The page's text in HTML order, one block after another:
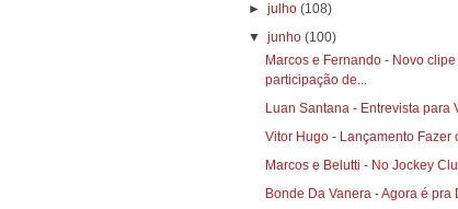
►julho(108)
▼junho(100)
Marcos e Fernando - Novo clipe
participação de...
Luan Santana - Entrevista para
Vitor Hugo - Lançamento Fazer
Marcos e Belutti - No Jockey
Bonde Da Vanera - Agora é pra